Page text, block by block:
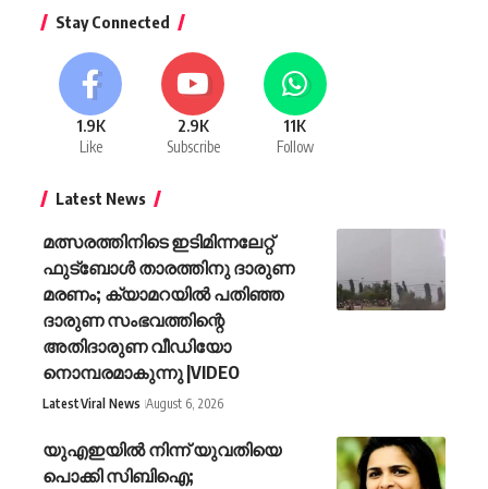
Stay Connected
1.9K
Like
2.9K
Subscribe
11K
Follow
Latest News
മത്സരത്തിനിടെ ഇടിമിന്നലേറ്റ്
ഫുട്‌ബോൾ താരത്തിനു ദാരുണ
മരണം; ക്യാമറയിൽ പതിഞ്ഞ
ദാരുണ സംഭവത്തിന്റെ
അതിദാരുണ വീഡിയോ
നൊമ്പരമാകുന്നു |VIDEO
LatestViral News August 6, 2026
യുഎഇയിൽ നിന്ന് യുവതിയെ
പൊക്കി സിബിഐ;